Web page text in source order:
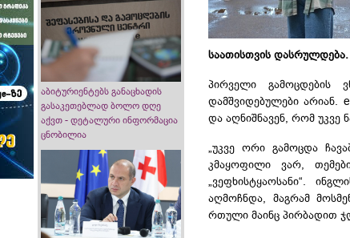
აბიტურიენტებს განაცხადის
გასაკეთებლად ბოლო დღე
აქვთ - დეტალური ინფორმაცია
ცნობილია
საათისთვის დასრულდება.
პირველი გამოცდების
დამშვიდებულები არიან.
და აღნიშნავენ, რომ უკვე
„უკვე ორი გამოცდა
კმაყოფილი ვარ,
„ვეფხისტყაოსანი“.
აღმოჩნდა, მაგრამ
რთული მაინც პირბადით